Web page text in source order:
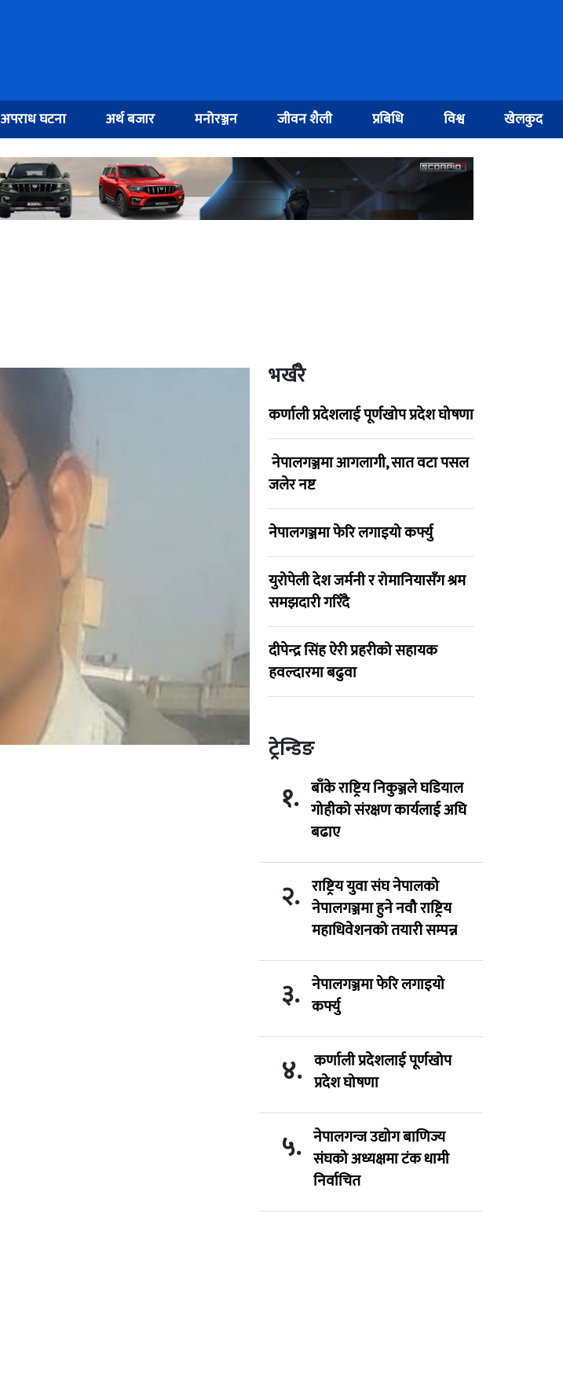
अपराध घटना अर्थ बजार मनोरञ्जन जीवन शैली प्रबिधि विश्व खेलकुद
भर्खरै
कर्णाली प्रदेशलाई पूर्णखोप प्रदेश घोषणा
नेपालगञ्जमा आगलागी, सात वटा पसल
जलेर नष्ट
नेपालगञ्जमा फेरि लगाइयो कर्फ्यु
युरोपेली देश जर्मनी र रोमानियासँग श्रम
समझदारी गरिँदै
दीपेन्द्र सिंह ऐरी प्रहरीको सहायक
हवल्दारमा बढुवा
ट्रेन्डिङ
१. बाँके राष्ट्रिय निकुञ्जले घडियाल
गोहीको संरक्षण कार्यलाई अघि
बढाए
२. राष्ट्रिय युवा संघ नेपालको
नेपालगञ्जमा हुने नवौ राष्ट्रिय
महाधिवेशनको तयारी सम्पन्न
३. नेपालगञ्जमा फेरि लगाइयो
कर्फ्यु
४. कर्णाली प्रदेशलाई पूर्णखोप
प्रदेश घोषणा
५. नेपालगन्ज उद्योग बाणिज्य
संघको अध्यक्षमा टंक धामी
निर्वाचित